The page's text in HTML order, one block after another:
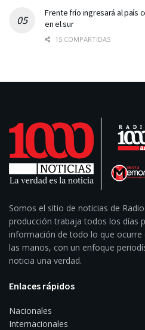
Frente frío ingresará al país
en el sur
15 COMPARTIDAS
Somos el sitio de noticias de
producción trabaja todos los días
información de todo lo que ocurre
las manos, con un enfoque
noticia una verdad.
Enlaces rápidos
Nacionales
Internacionales